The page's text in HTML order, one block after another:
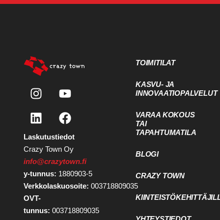
Laskutustiedot
Crazy Town Oy
info@crazytown.fi
y-tunnus: 1880903-5
Verkkolaskuosoite: 003718809035
OVT-
tunnus: 003718809035
TOIMITILAT
KASVU- JA
INNOVAATIOPALVELUT
VARAA KOKOUS
TAI
TAPAHTUMATILA
BLOGI
CRAZY TOWN